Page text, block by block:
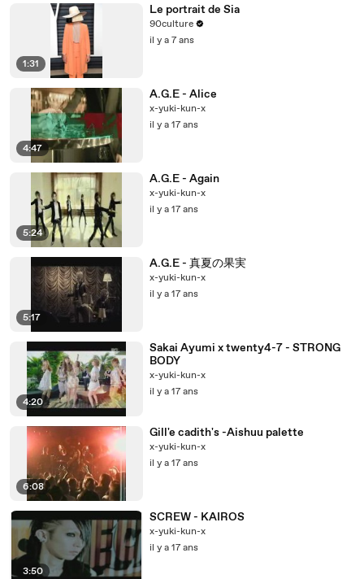
1:31
Le portrait de Sia
90culture
il y a 7 ans
4:47
A.G.E - Alice
x-yuki-kun-x
il y a 17 ans
5:24
A.G.E - Again
x-yuki-kun-x
il y a 17 ans
5:17
A.G.E - 真夏の果実
x-yuki-kun-x
il y a 17 ans
4:20
Sakai Ayumi x twenty4-7 - STRONG
BODY
x-yuki-kun-x
il y a 17 ans
6:08
Gill'e cadith's -Aishuu palette
x-yuki-kun-x
il y a 17 ans
3:50
SCREW - KAIROS
x-yuki-kun-x
il y a 17 ans